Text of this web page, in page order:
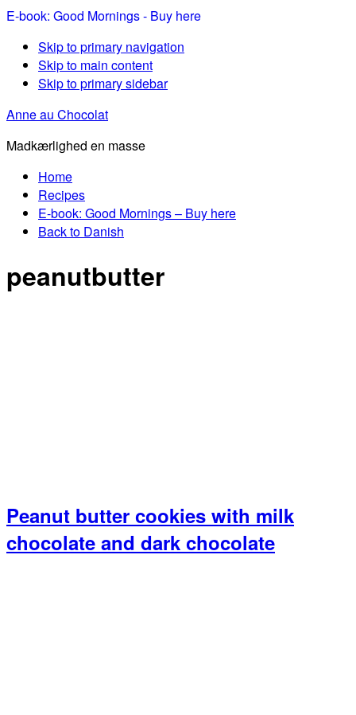
E-book: Good Mornings - Buy here
Skip to primary navigation
Skip to main content
Skip to primary sidebar
Anne au Chocolat
Madkærlighed en masse
Home
Recipes
E-book: Good Mornings – Buy here
Back to Danish
peanutbutter
Peanut butter cookies with milk
chocolate and dark chocolate